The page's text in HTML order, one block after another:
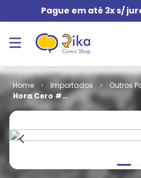
Pague em até 3x s/
Importados Outros
Hora Cero #